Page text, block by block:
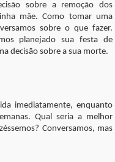
sobre a remoção dos
mãe. Como tomar uma
sobre o que fazer.
planejado sua festa de
decisão sobre a sua morte.
imediatamente, enquanto
Qual seria a melhor
Conversamos, mas